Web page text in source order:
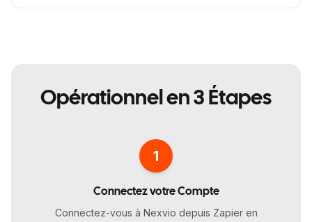
Opérationnel en 3 Étapes
1
Connectez votre Compte
Connectez-vous à Nexvio depuis Zapier en